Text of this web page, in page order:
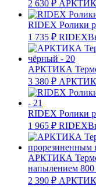
2 630 ₽
RIDEX Ролики
1 735 ₽ RIDEX
АРКТИКА
3 380 ₽
RIDEX Ролики
1 965 ₽ RIDEX
АРКТИКА
напылением
2 390 ₽